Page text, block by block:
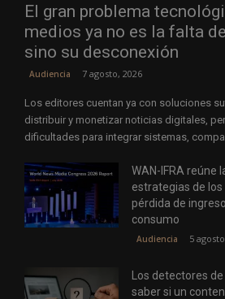
El gran problema
medios ya no es la falta
sino su desconexión
Audiencia 7 agosto, 2026
Los editores cuentan ya con soluciones
distribuir y monetizar noticias digitales,
dificultades para integrar sistemas,
WAN-IFRA reúne
estrategias de los
pérdida de
consumo
Audiencia 5
Los detectores
saber si un